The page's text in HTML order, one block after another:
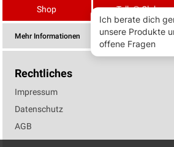
Shop Tells® Club
Mehr Informationen
Rechtliches
Impressum
Datenschutz
AGB